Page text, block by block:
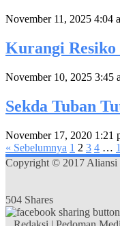
November 11, 2025 4:04
Kurangi
November 10, 2025 3:45
Sekda Tuban
November 17, 2020 1:21
« Sebelumnya 1 2 3 4 …
Copyright © 2017 Aliansi
504 Shares